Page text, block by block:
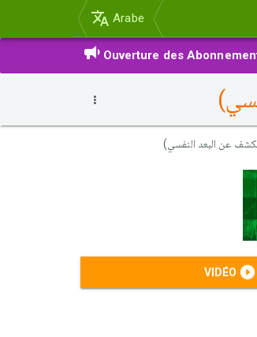
Arabe
Ouverture des
VIDÉO